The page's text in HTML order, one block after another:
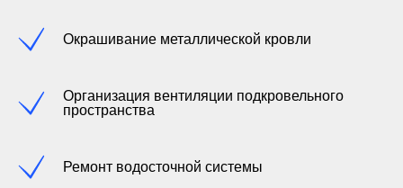
Окрашивание металлической кровли
Организация вентиляции подкровельного
пространства
Ремонт водосточной системы